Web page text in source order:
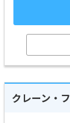
クレーン・